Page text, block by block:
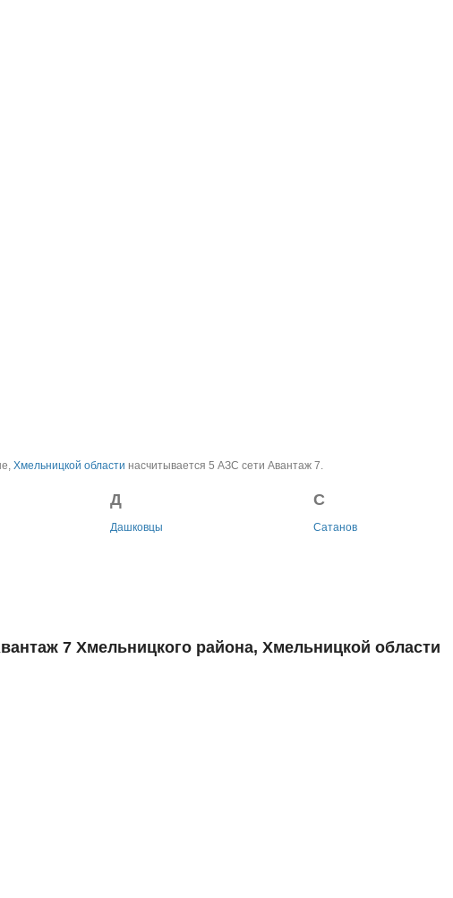
Хмельницкой области насчитывается 5 АЗС сети Авантаж 7.
Д
Дашковцы
С
Сатанов
7 Хмельницкого района, Хмельницкой области